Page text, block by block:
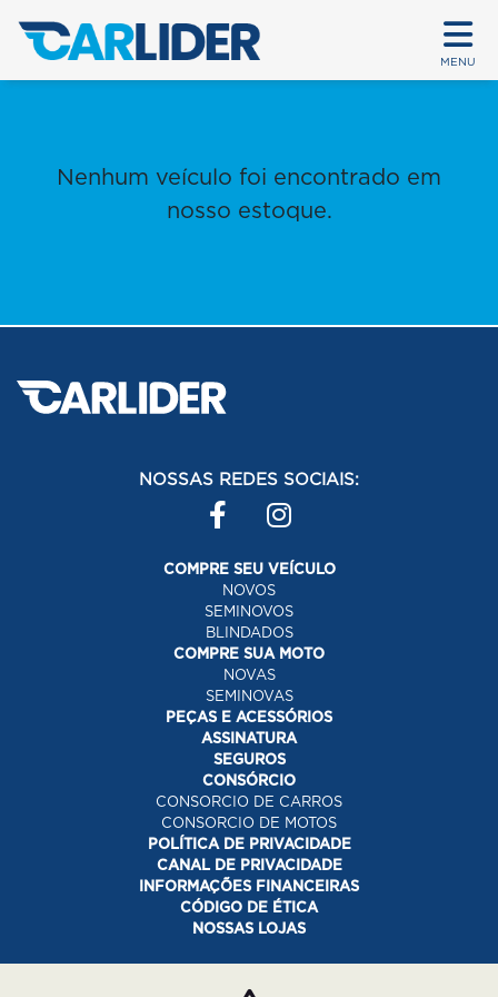
MENU
Nenhum veículo foi encontrado em
nosso estoque.
NOSSAS REDES SOCIAIS:
COMPRE SEU VEÍCULO
NOVOS
SEMINOVOS
BLINDADOS
COMPRE SUA MOTO
NOVAS
SEMINOVAS
PEÇAS E ACESSÓRIOS
ASSINATURA
SEGUROS
CONSÓRCIO
CONSORCIO DE CARROS
CONSORCIO DE MOTOS
POLÍTICA DE PRIVACIDADE
CANAL DE PRIVACIDADE
INFORMAÇÕES FINANCEIRAS
CÓDIGO DE ÉTICA
NOSSAS LOJAS